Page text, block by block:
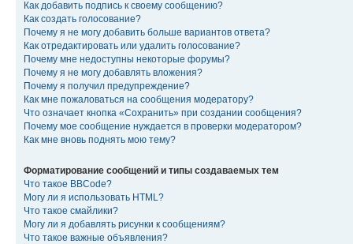
Как добавить подпись к своему сообщению?
Как создать голосование?
Почему я не могу добавить больше вариантов ответа?
Как отредактировать или удалить голосование?
Почему мне недоступны некоторые форумы?
Почему я не могу добавлять вложения?
Почему я получил предупреждение?
Как мне пожаловаться на сообщения модератору?
Что означает кнопка «Сохранить» при создании сообщения?
Почему мое сообщение нуждается в проверки модератором?
Как мне вновь поднять мою тему?
Форматирование сообщений и типы создаваемых тем
Что такое BBCode?
Могу ли я использовать HTML?
Что такое смайлики?
Могу ли я добавлять рисунки к сообщениям?
Что такое важные объявления?